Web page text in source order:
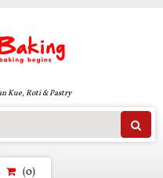
Kue, Roti & Pastry
(0)